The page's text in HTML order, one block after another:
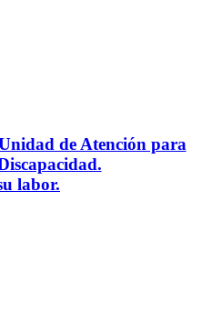
de Atención para
labor.